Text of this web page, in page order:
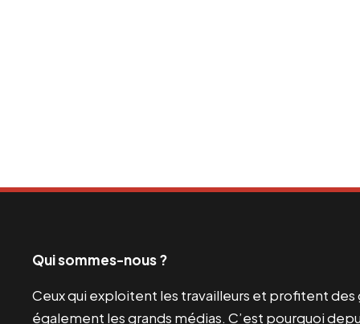
Qui sommes-nous ?
Ceux qui exploitent les travailleurs et profitent des
également les grands médias. C’est pourquoi